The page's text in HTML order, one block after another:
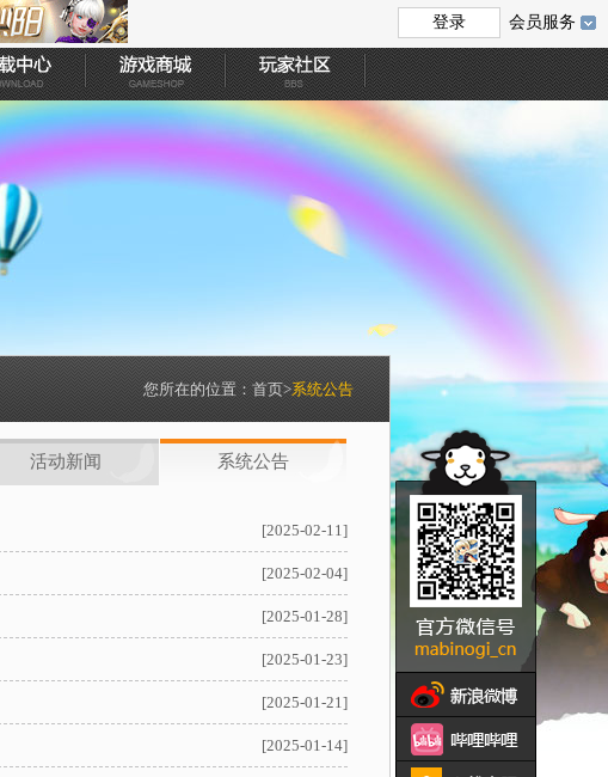
您所在的位置： 首页>系统公告
活动新闻 系统公告
[2025-02-11]
[2025-02-04]
[2025-01-28]
[2025-01-23]
[2025-01-21]
[2025-01-14]
会员服务